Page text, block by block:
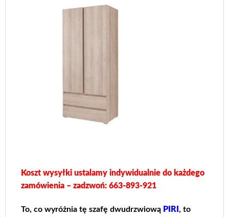
Koszt wysyłki ustalamy indywidualnie do każdego
zamówienia – zadzwoń: 663-893-921
To, co wyróżnia tę szafę dwudrzwiową PIRI , to